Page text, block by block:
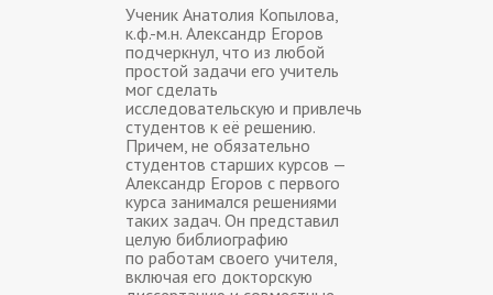
Ученик Анатолия Копылова,
к.ф.-м.н. Александр Егоров
подчеркнул, что из любой
простой задачи его учитель
мог сделать
исследовательскую и привлечь
студентов к её решению.
Причем, не обязательно
студентов старших курсов —
Александр Егоров с первого
курса занимался решениями
таких задач. Он представил
целую библиографию
по работам своего учителя,
включая его докторскую